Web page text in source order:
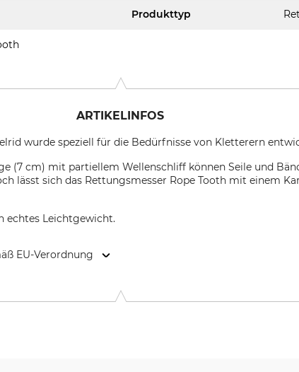
Produkttyp
ARTIKELINFOS
wurde speziell für die Bedürfnisse von Kletterern
(7 cm) mit partiellem Wellenschliff können Seile und
lässt sich das Rettungsmesser Rope Tooth mit einem
echtes Leichtgewicht.
EU-Verordnung